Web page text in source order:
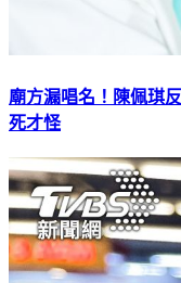
廟方漏唱名！陳佩琪
死才怪